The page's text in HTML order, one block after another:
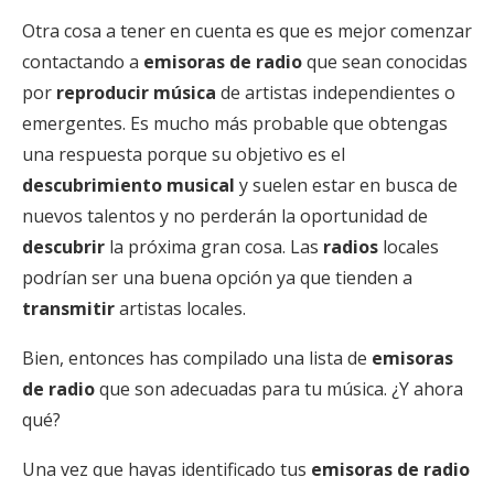
Otra cosa a tener en cuenta es que es mejor comenzar
contactando a emisoras de radioque sean conocidas
por reproducir música de artistas independientes o
emergentes. Es mucho más probable que obtengas
una respuesta porque su objetivo es el
descubrimiento musical y suelen estar en busca de
nuevos talentos y no perderán la oportunidad de
descubrir la próxima gran cosa. Las radios locales
podrían ser una buena opción ya que tienden a
transmitirartistas locales.
Bien, entonces has compilado una lista de emisoras
de radioque son adecuadas para tu música. ¿Y ahora
qué?
Una vez que hayas identificado tus emisoras de radio